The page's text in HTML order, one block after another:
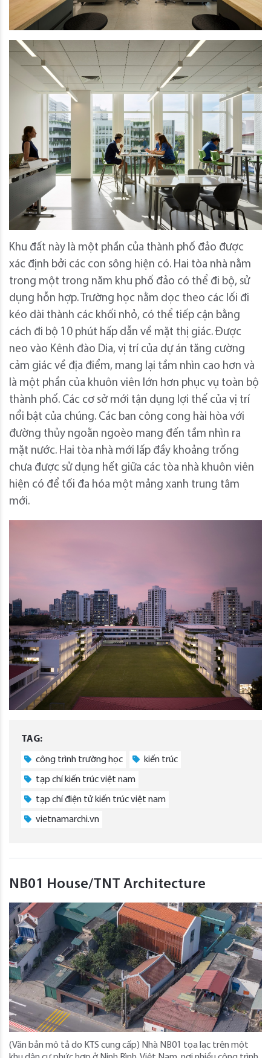
Khu đất này là một phần của thành phố đảo được
xác định bởi các con sông hiện có. Hai tòa nhà nằm
trong một trong năm khu phố đảo có thể đi bộ, sử
dụng hỗn hợp. Trường học nằm dọc theo các lối đi
kéo dài thành các khối nhỏ, có thể tiếp cận bằng
cách đi bộ 10 phút hấp dẫn về mặt thị giác. Được
neo vào Kênh đào Dia, vị trí của dự án tăng cường
cảm giác về địa điểm, mang lại tầm nhìn cao hơn và
là một phần của khuôn viên lớn hơn phục vụ toàn bộ
thành phố. Các cơ sở mới tận dụng lợi thế của vị trí
nổi bật của chúng. Các ban công cong hài hòa với
đường thủy ngoằn ngoèo mang đến tầm nhìn ra
mặt nước. Hai tòa nhà mới lấp đầy khoảng trống
chưa được sử dụng hết giữa các tòa nhà khuôn viên
hiện có để tối đa hóa một mảng xanh trung tâm
mới.
TAG:
công trình trường học kiến trúc
tạp chí kiến trúc việt nam
tạp chí điện tử kiến trúc việt nam
vietnamarchi.vn
NB01 House/TNT Architecture
(Văn bản mô tả do KTS cung cấp) Nhà NB01 tọa lạc trên một